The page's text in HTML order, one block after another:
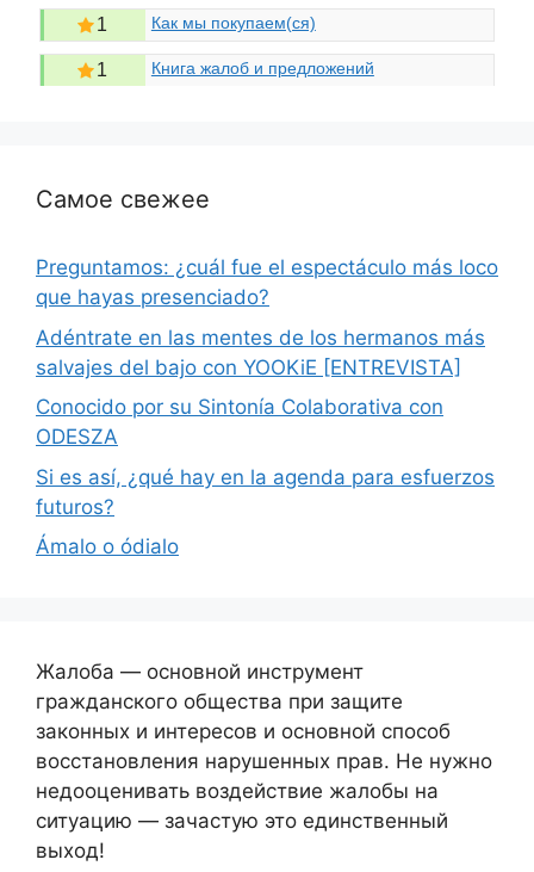
1 Как мы покупаем(ся)
1 Книга жалоб и предложений
Самое свежее
Preguntamos: ¿cuál fue el espectáculo más loco
que hayas presenciado?
Adéntrate en las mentes de los hermanos más
salvajes del bajo con YOOKiE [ENTREVISTA]
Conocido por su Sintonía Colaborativa con
ODESZA
Si es así, ¿qué hay en la agenda para esfuerzos
futuros?
Ámalo o ódialo
Жалоба — основной инструмент
гражданского общества при защите
законных и интересов и основной способ
восстановления нарушенных прав. Не нужно
недооценивать воздействие жалобы на
ситуацию — зачастую это единственный
выход!